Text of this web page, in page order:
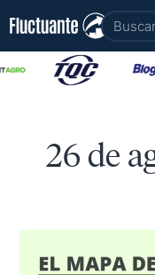
contenido
Buscar
26 de
estados